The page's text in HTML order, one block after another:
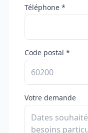
Téléphone *
Code postal *
Votre demande